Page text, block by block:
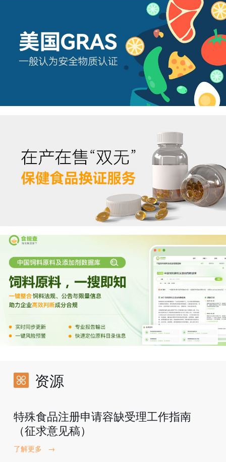
资源
特殊食品注册申请容缺受理工作指南
（征求意见稿）
了解更多 →